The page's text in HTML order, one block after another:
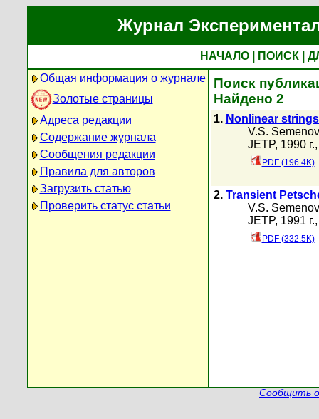
Журнал
НАЧАЛО ПОИСК
Общая информация о журнале
Золотые страницы
Адреса редакции
Содержание журнала
Сообщения редакции
Правила для авторов
Загрузить статью
Проверить статус статьи
Поиск
Найдено 2
1. Nonlinear
V.S. Semenov
JETP, 1990
PDF (196.4K)
2. Transient
V.S. Semenov
JETP, 1991
PDF (332.5K)
Сообщить о